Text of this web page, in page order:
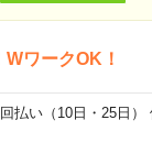
ワークOK！
払い（10日・25日）